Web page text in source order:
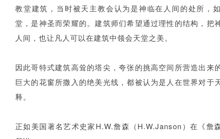
教堂建筑，当时被天主教会认为是神临在人间的处所，
堂，是神圣而荣耀的。建筑师们希望通过理性的结构，把
人间，也让凡人可以在建筑中领会天堂之美。
因此哥特式建筑高耸的塔尖，夸张的挑高空间所营造出来
巨大的花窗所撒入的绝美光线，都被认为是人在世界对于
释。
正如美国著名艺术史家H.W.詹森（H.W.Janson）在《詹